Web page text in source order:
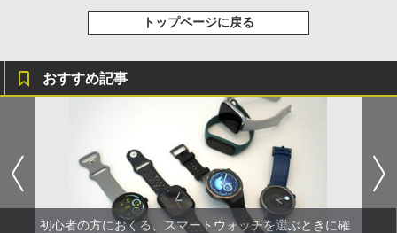
トップページに戻る
おすすめ記事
初心者の方におくる、スマートウォッチを選ぶときに確